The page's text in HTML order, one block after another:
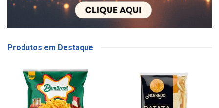
Produtos em Destaque